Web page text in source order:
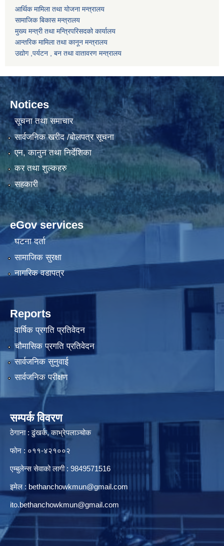
आर्थिक मामिला तथा योजना मन्त्रालय
सामाजिक बिकास मन्त्रालय
मुख्य मन्त्री तथा मन्त्रिपरिसदको कार्यालय
आन्तरिक मामिला तथा कानून मन्त्रालय
उद्योग ,पर्यटन , बन तथा वातावरण मन्त्रालय
Notices
सूचना तथा समाचार
सार्वजनिक खरीद /बोलपत्र सूचना
एन, कानुन तथा निर्देशिका
कर तथा शुल्कहरु
सहकारी
eGov services
घटना दर्ता
सामाजिक सुरक्षा
नागरिक वडापत्र
Reports
वार्षिक प्रगति प्रतिवेदन
चौमासिक प्रगति प्रतिवेदन
सार्वजनिक सुनुवाई
सार्वजनिक परीक्षण
सम्पर्क विवरण
ठेगाना : ढुंखर्क, काभ्रेपलाञ्चोक
फोन : ०११-४२१००२
एम्बुलेन्स सेवाको लागी : 9849571516
इमेल : bethanchowkmun@gmail.com
ito.bethanchowkmun@gmail.com